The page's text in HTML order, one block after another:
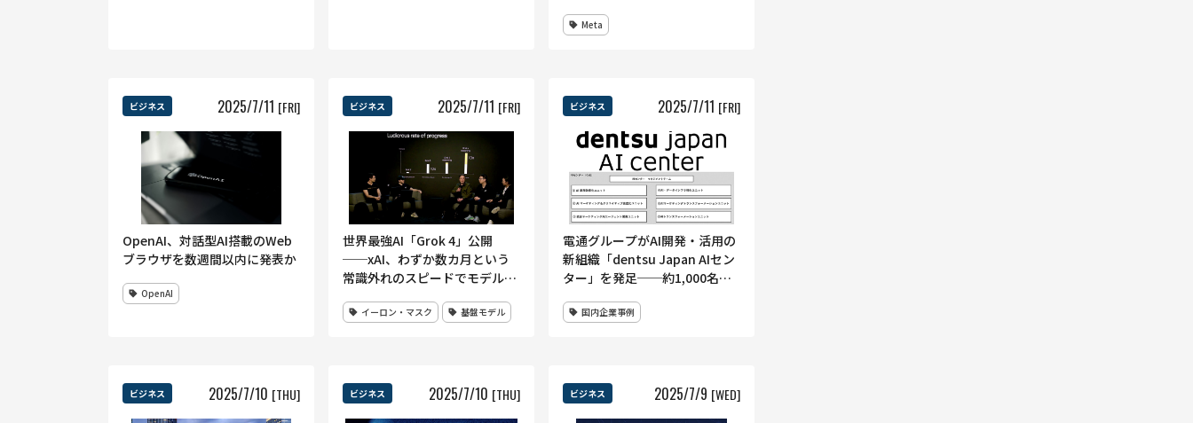
ヒンギャ訴訟の教訓をいかせる
Meta
ビジネス 2025/7/11 [FRI]
OpenAI、対話型AI搭載のWeb
ブラウザを数週間以内に発表か
OpenAI
ビジネス 2025/7/11 [FRI]
世界最強AI「Grok 4」公開
──xAI、わずか数カ月という
常識外れのスピードでモデル刷
問も解ける」
イーロン・マスク 基盤モデル
ビジネス 2025/7/11 [FRI]
電通グループがAI開発・活用の
新組織「dentsu Japan AIセン
ター」を発足──約1,000名の
パニー”を目指す
国内企業事例
ビジネス 2025/7/10 [THU] ビジネス 2025/7/10 [THU] ビジネス 2025/7/9 [WED]